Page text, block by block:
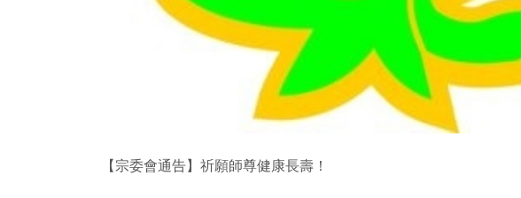
【宗委會通告】祈願師尊健康長壽！